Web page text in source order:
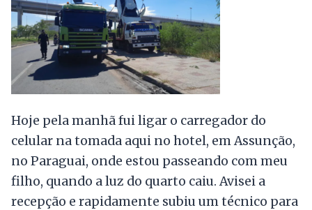
Hoje pela manhã fui ligar o carregador do
celular na tomada aqui no hotel, em Assunção,
no Paraguai, onde estou passeando com meu
filho, quando a luz do quarto caiu. Avisei a
recepção e rapidamente subiu um técnico para